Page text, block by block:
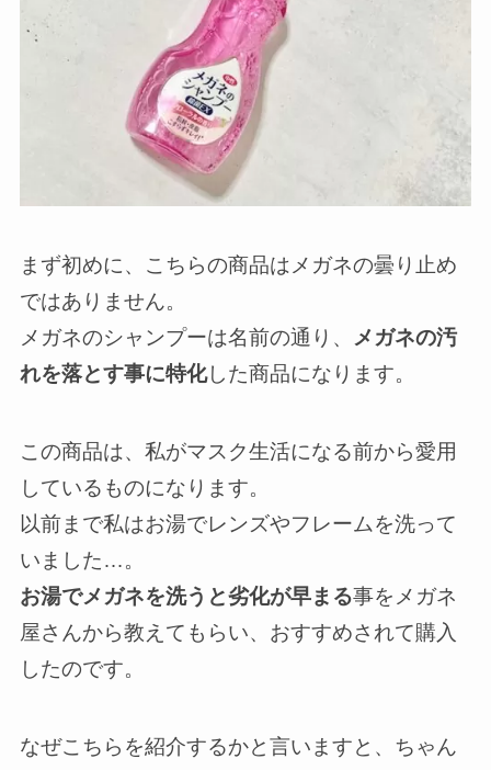
まず初めに、こちらの商品はメガネの曇り止め
ではありません。
メガネのシャンプーは名前の通り、 メガネの汚
れを落とす事に特化した商品になります。
この商品は、私がマスク生活になる前から愛用
しているものになります。
以前まで私はお湯でレンズやフレームを洗って
いました…。
お湯でメガネを洗うと劣化が早まる事をメガネ
屋さんから教えてもらい、おすすめされて購入
したのです。
なぜこちらを紹介するかと言いますと、ちゃん